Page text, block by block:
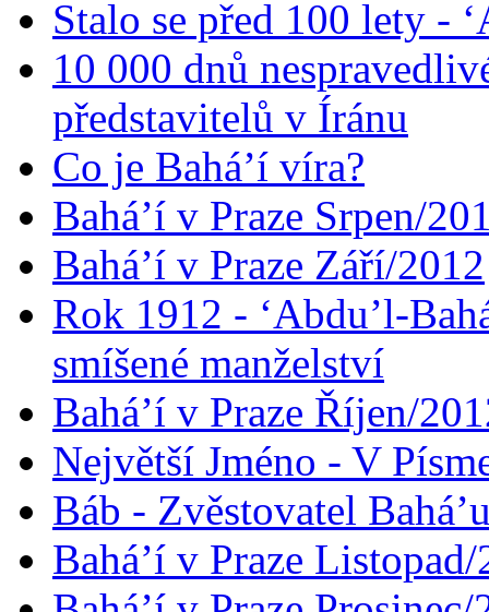
Stalo se před 100 lety -
10 000 dnů
představitelů v Íránu
Co je Bahá’í víra?
Bahá’í v Praze Srpen/
Bahá’í v Praze Září/2012
Rok 1912 - ‘Abdu’l-
smíšené manželství
Bahá’í v Praze Říjen/
Největší Jméno - V
Báb - Zvěstovatel
Bahá’í v Praze